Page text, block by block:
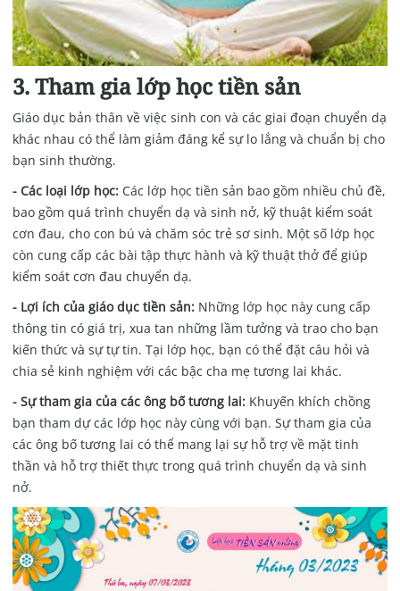
3. Tham gia lớp học tiền sản
Giáo dục bản thân về việc sinh con và các giai đoạn chuyển dạ
khác nhau có thể làm giảm đáng kể sự lo lắng và chuẩn bị cho
bạn sinh thường.
- Các loại lớp học:Các lớp học tiền sản bao gồm nhiều chủ đề,
bao gồm quá trình chuyển dạ và sinh nở, kỹ thuật kiểm soát
cơn đau, cho con bú và chăm sóc trẻ sơ sinh. Một số lớp học
còn cung cấp các bài tập thực hành và kỹ thuật thở để giúp
kiểm soát cơn đau chuyển dạ.
- Lợi ích của giáo dục tiền sản:Những lớp học này cung cấp
thông tin có giá trị, xua tan những lầm tưởng và trao cho bạn
kiến thức và sự tự tin. Tại lớp học, bạn có thể đặt câu hỏi và
chia sẻ kinh nghiệm với các bậc cha mẹ tương lai khác.
- Sự tham gia của các ông bố tương lai:Khuyến khích chồng
bạn tham dự các lớp học này cùng với bạn. Sự tham gia của
các ông bố tương lai có thể mang lại sự hỗ trợ về mặt tinh
thần và hỗ trợ thiết thực trong quá trình chuyển dạ và sinh
nở.